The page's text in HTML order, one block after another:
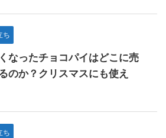
ち
なったチョコパイはどこに売
のか？クリスマスにも使え
ち